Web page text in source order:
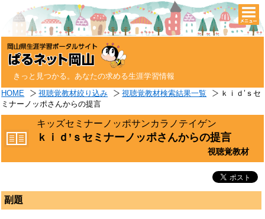
きっと見つかる。あなたの求める生涯学習情報
HOME 視聴覚教材絞り込み 視聴覚教材検索結果一覧
ｋｉｄ’ｓセ
ミナーノッポさんからの提言
キッズセミナーノッポサンカラノテイゲン
ｋｉｄ’ｓセミナーノッポさんからの提言
視聴覚教材
副題